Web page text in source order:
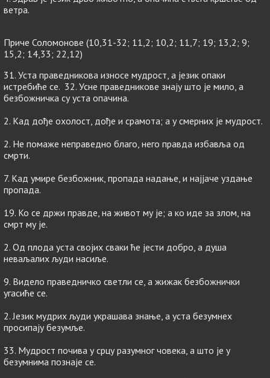
ветра.
Приче Соломонове (10,31-32; 11,2; 10,2; 11,7; 19; 13,2; 9;
15,2; 14,33; 22,12)
31. Уста праведникова износе мудрост, а језик опаки
истребиће се. 32. Усне праведникове знају што је мило, а
безбожничка су уста опачина.
2. Кад дође охолост, дође и срамота; а у смерних је мудрост.
2. Не помаже неправедно благо, него правда избавља од
смрти.
7. Кад умире безбожник, пропада надање, и најјаче уздање
пропада.
19. Ко се држи правде, на живот му је; а ко иде за злом, на
смрт му је.
2. Од плода уста својих сваки ће јести добро, а душа
неваљалих људи насиље.
9. Видело праведничко свeтли се, а жижак безбожнички
угасиће се.
2. Језик мудрих људи украшава знање, а уста безумнех
просипају безумље.
33. Мудрост почива у срцу разумног човека, а што је у
безумнима познаје се.